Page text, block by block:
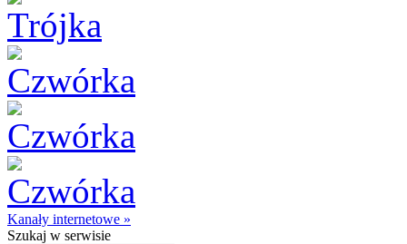
Kanały internetowe »
Szukaj w serwisie